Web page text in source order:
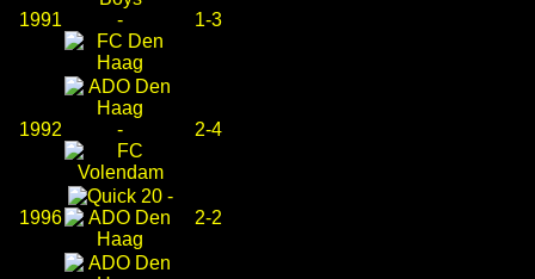
1991 - 1-3
1992 - 2-4
1996
-
2-2